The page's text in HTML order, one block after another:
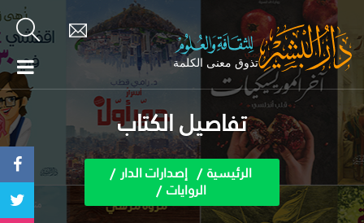
تفاصيل الكتاب
الرئيسية إصدارات الدار
الروايات